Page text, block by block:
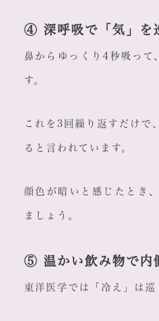
④ 深呼吸で「気」を
鼻からゆっくり4秒吸って
す。
これを3回繰り返すだけで
ると言われています。
顔色が暗いと感じたとき
ましょう。
⑤ 温かい飲み物で内
東洋医学では「冷え」は巡